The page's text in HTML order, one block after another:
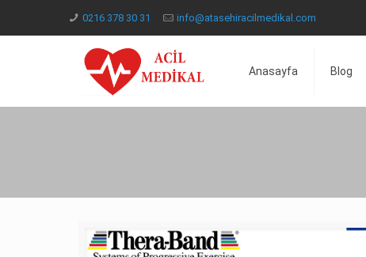
0216 378 30 31 info@atasehiracilmedikal.com
Anasayfa Blog